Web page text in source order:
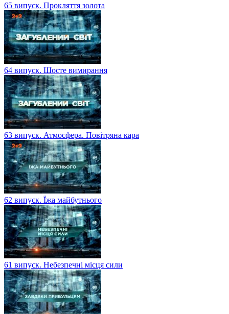
65 випуск. Прокляття золота
64 випуск. Шосте вимирання
63 випуск. Атмосфера. Повітряна кара
62 випуск. Їжа майбутнього
61 випуск. Небезпечні місця сили